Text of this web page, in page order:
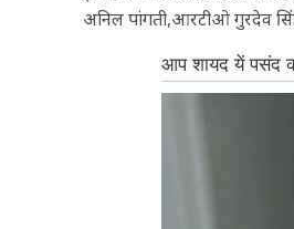
अनिल पांगती,आरटीओ गुरदेव